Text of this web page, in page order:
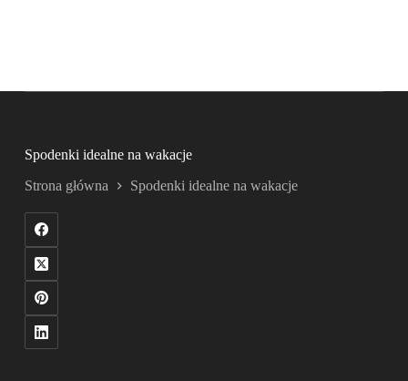
Spodenki idealne na wakacje
Strona główna Spodenki idealne na wakacje